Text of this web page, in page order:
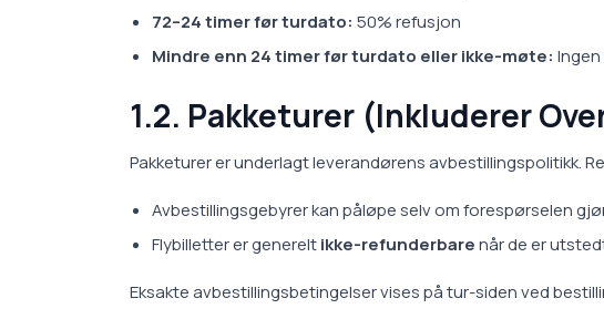
72–24 timer før turdato: 50% refusjon
Mindre enn 24 timer før turdato eller ikke-møte:
1.2. Pakketurer (Inkluderer
Pakketurer er underlagt leverandørens avbestillingspolitikk.
Avbestillingsgebyrer kan påløpe selv om forespørselen
Flybilletter er genereltikke-refunderbarenår de er
Eksakte avbestillingsbetingelser vises på tur-siden ved